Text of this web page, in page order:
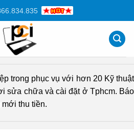
trong phục vụ với hơn 20 Kỹ thuật
sửa chữa và cài đặt ở Tphcm. Báo
thu tiền.